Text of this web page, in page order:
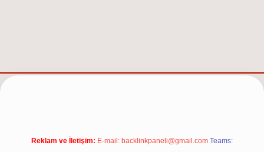
Reklam ve İletişim: E-mail: backlinkpaneli@gmail.com Teams: